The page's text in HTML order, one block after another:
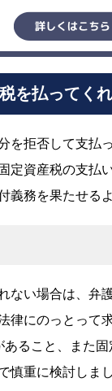
を払ってく
を拒否して支払
定資産税の支払
義務を果たせる
ない場合は、弁
律にのっとって
ること、また
慎重に検討しまし